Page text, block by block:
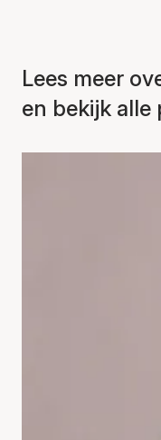
Lees meer
en bekijk